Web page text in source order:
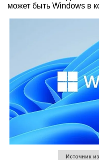
может быть Windows в
Источник